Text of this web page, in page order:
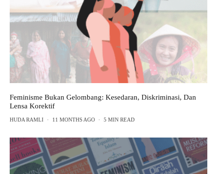
Feminisme Bukan Gelombang: Kesedaran, Diskriminasi, Dan
Lensa Korektif
HUDA RAMLI · 11 MONTHS AGO · 5 MIN READ